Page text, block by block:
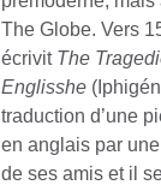
The Globe. Vers
écrivit The
Englisshe
traduction d’une
en anglais par
de ses amis et il